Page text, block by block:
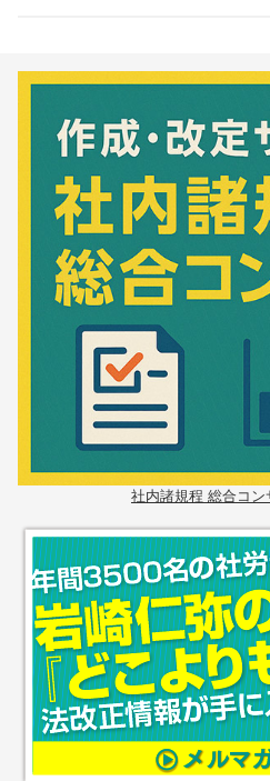
社内諸規程 総合コ